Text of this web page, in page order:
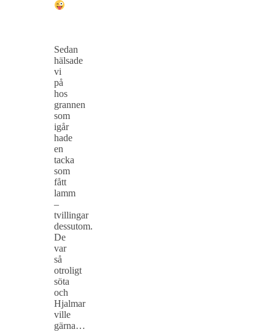
Sedan
hälsade
vi
på
hos
grannen
som
igår
hade
en
tacka
som
fått
lamm
–
tvillingar
dessutom.
De
var
så
otroligt
söta
och
Hjalmar
ville
gärna…